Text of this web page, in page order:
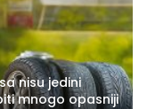
nisu jedini
mnogo opasniji